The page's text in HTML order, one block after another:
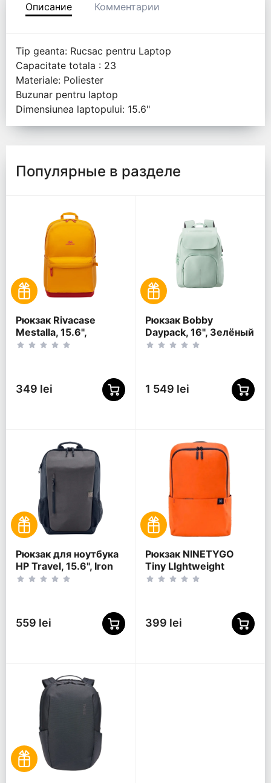
Описание Комментарии
Tip geanta: Rucsac pentru Laptop
Capacitate totala : 23
Materiale: Poliester
Buzunar pentru laptop
Dimensiunea laptopului: 15.6"
Популярные в разделе
Рюкзак Rivacase
Mestalla, 15.6",
Золотой
349 lei
Рюкзак Bobby
Daypack, 16", Зелёный
1 549 lei
Рюкзак для ноутбука
HP Travel, 15.6", Iron
Grey
559 lei
Рюкзак NINETYGO
Tiny LIghtweight
Casual, 15.6",
399 lei